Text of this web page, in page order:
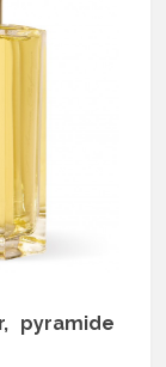
pyramide